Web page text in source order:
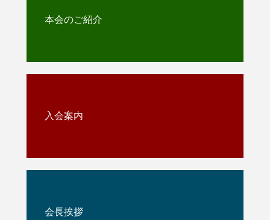
本会のご紹介
入会案内
会長挨拶